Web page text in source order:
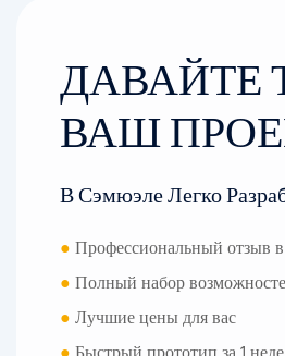
ДАВАЙТЕ
ВАШ
В Сэмюэле Легко
●Профессиональный отзыв
●Полный набор
●Лучшие цены для вас